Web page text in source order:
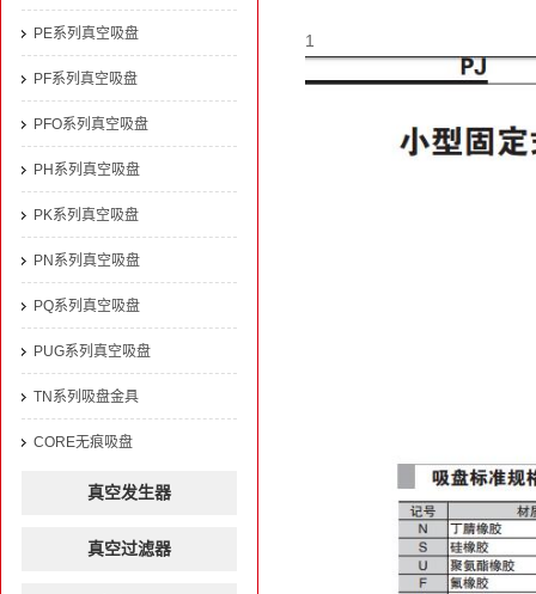
1
PE系列真空吸盘
PF系列真空吸盘
PFO系列真空吸盘
PH系列真空吸盘
PK系列真空吸盘
PN系列真空吸盘
PQ系列真空吸盘
PUG系列真空吸盘
TN系列吸盘金具
CORE无痕吸盘
真空发生器
真空过滤器